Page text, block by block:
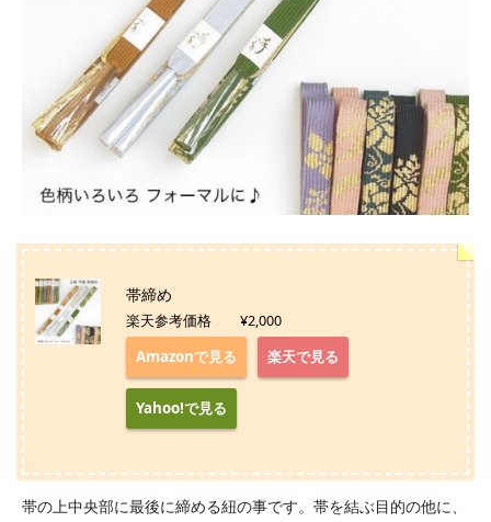
帯締め
楽天参考価格 ¥2,000
Amazonで見る 楽天で見る
Yahoo!で見る
帯の上中央部に最後に締める紐の事です。帯を結ぶ目的の他に、